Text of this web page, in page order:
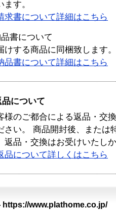
ます。
求書について詳細はこちら
書について
けする商品に同梱致します。
品書について詳細はこちら
品について
様のご都合による返品・交
さい。 商品開封後、または
返品・交換はお受けいたし
品について詳しくはこちら
https://www.plathome.co.jp/